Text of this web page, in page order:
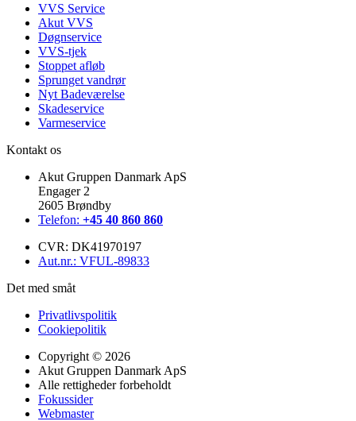
VVS Service
Akut VVS
Døgnservice
VVS-tjek
Stoppet afløb
Sprunget vandrør
Nyt Badeværelse
Skadeservice
Varmeservice
Kontakt os
Akut Gruppen Danmark ApS
Engager 2
2605 Brøndby
Telefon: +45 40 860 860
CVR: DK41970197
Aut.nr.: VFUL-89833
Det med småt
Privatlivspolitik
Cookiepolitik
Copyright © 2026
Akut Gruppen Danmark ApS
Alle rettigheder forbeholdt
Fokussider
Webmaster